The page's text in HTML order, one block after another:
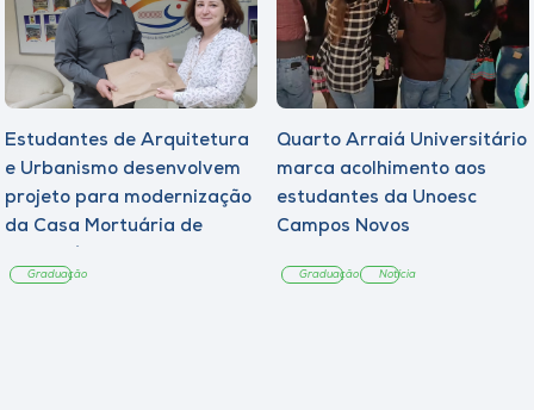
Estudantes de Arquitetura
e Urbanismo desenvolvem
projeto para modernização
da Casa Mortuária de
Graduação
Quarto Arraiá Universitário
marca acolhimento aos
estudantes da Unoesc
Campos Novos
Graduação Notícia